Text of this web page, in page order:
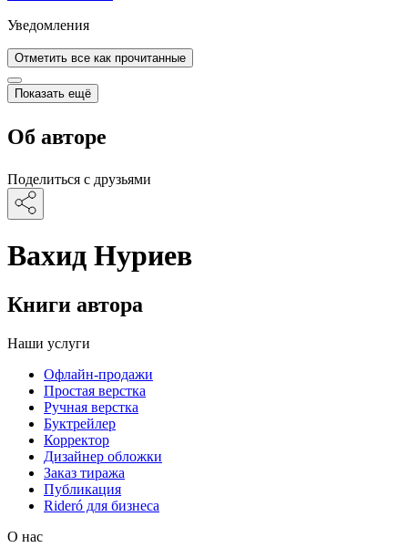
Уведомления
Отметить все как прочитанные
Показать ещё
Об авторе
Поделиться с друзьями
Вахид Нуриев
Книги автора
Наши услуги
Офлайн-продажи
Простая верстка
Ручная верстка
Буктрейлер
Корректор
Дизайнер обложки
Заказ тиража
Публикация
Rideró для бизнеса
О нас